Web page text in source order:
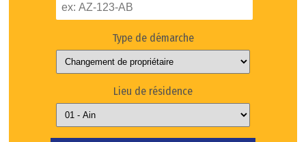
Type de démarche
Lieu de résidence